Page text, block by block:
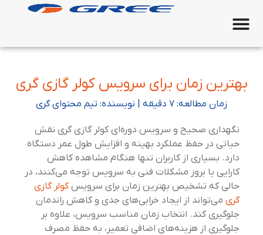
بهترین زمان برای سرویس کولر گازی گری
زمان مطالعه: ۷ دقیقه | نویسنده: تیم محتوای گری
نگهداری صحیح و سرویس دوره‌ای کولر گازی گری نقش
حیاتی در حفظ عملکرد بهینه و افزایش طول عمر دستگاه
دارد. بسیاری از کاربران تنها هنگام مشاهده کاهش
کارایی یا بروز مشکلات فنی به سرویس توجه می‌کنند، در
حالی که تشخیص بهترین زمان برای سرویسکولر گازی
گری می‌تواند از ایجاد خرابی‌های جدی و کاهش راندمان
جلوگیری کند. انتخاب زمان مناسب سرویس، علاوه بر
جلوگیری از هزینه‌های اضافی تعمیر، به حفظ مصرف